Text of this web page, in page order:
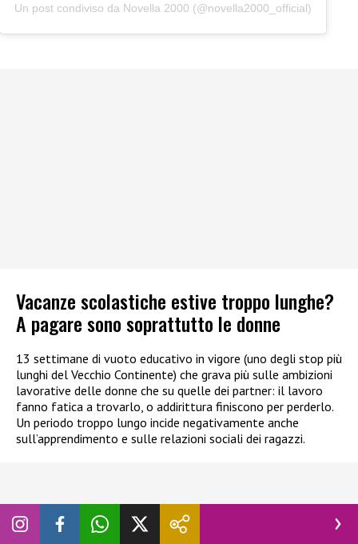
Un post condiviso da Novella 2000 (@novella2000_official)
Vacanze scolastiche estive troppo lunghe?
A pagare sono soprattutto le donne
13 settimane di vuoto educativo in vigore (uno degli stop più
lunghi del Vecchio Continente) che grava più sulle ambizioni
lavorative delle donne che su quelle dei partner: il lavoro
fanno fatica a trovarlo, o addirittura finiscono per perderlo.
Un periodo troppo lungo incide negativamente anche
sull’apprendimento e sulle relazioni sociali dei ragazzi.